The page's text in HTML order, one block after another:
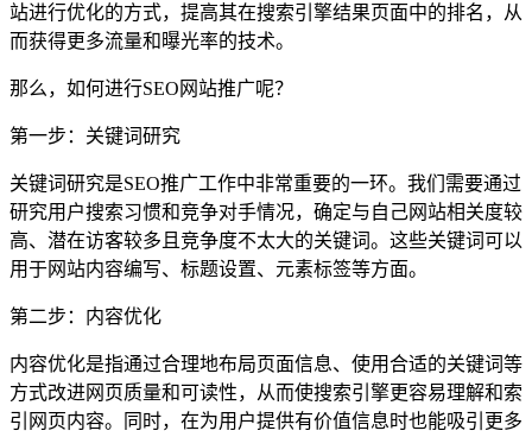
站进行优化的方式，提高其在搜索引擎结果页面中的排名，从
而获得更多流量和曝光率的技术。
那么，如何进行SEO网站推广呢？
第一步：关键词研究
关键词研究是SEO推广工作中非常重要的一环。我们需要通过
研究用户搜索习惯和竞争对手情况，确定与自己网站相关度较
高、潜在访客较多且竞争度不太大的关键词。这些关键词可以
用于网站内容编写、标题设置、元素标签等方面。
第二步：内容优化
内容优化是指通过合理地布局页面信息、使用合适的关键词等
方式改进网页质量和可读性，从而使搜索引擎更容易理解和索
引网页内容。同时，在为用户提供有价值信息时也能吸引更多